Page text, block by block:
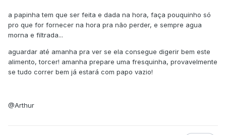
a papinha tem que ser feita e dada na hora, faça pouquinho só
pro que for fornecer na hora pra não perder, e sempre agua
morna e filtrada...
aguardar até amanha pra ver se ela consegue digerir bem este
alimento, torcer! amanha prepare uma fresquinha, provavelmente
se tudo correr bem já estará com papo vazio!
@Arthur